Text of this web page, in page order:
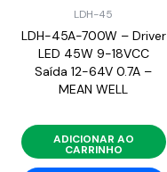
LDH-45
LDH-45A-700W – Driver
LED 45W 9-18VCC
Saída 12-64V 0.7A –
MEAN WELL
ADICIONAR AO
CARRINHO